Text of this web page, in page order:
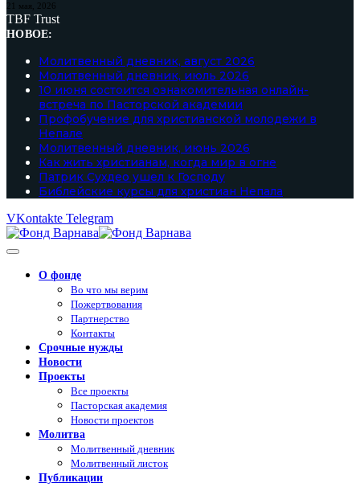
21 мая, 2026
TBF Trust
НОВОЕ:
Молитвенный дневник, август 2026
Молитвенный дневник, июль 2026
10 июня состоится ознакомительная онлайн-
встреча по Пасторской академии
Профобучение для христианской молодежи в
Непале
Молитвенный дневник, июнь 2026
Как жить христианам, когда мир в огне
Патрик Сухдео ушел к Господу
Библейские курсы для христиан Непала
VKontakte Telegram
О фонде
Во что мы верим
Пожертвования
Партнерство
Контакты
Срочные нужды
Новости
Проекты
Все проекты
Пасторская академия
Новости проектов
Молитва
Молитвенный дневник
Молитвенный листок
Публикации